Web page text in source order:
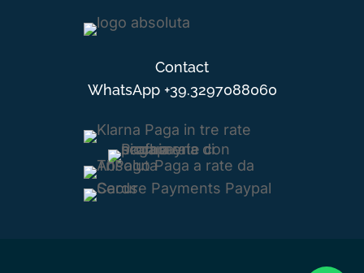
Contact
WhatsApp +39.3297088060